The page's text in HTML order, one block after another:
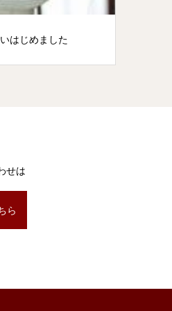
はじめました
せは
ら